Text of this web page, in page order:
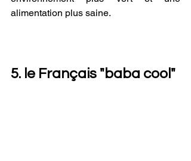
alimentation plus saine.
5. le Français "baba cool"